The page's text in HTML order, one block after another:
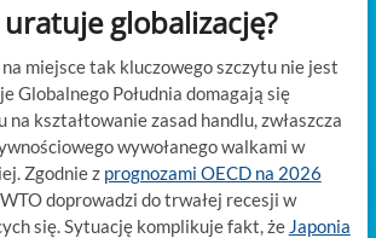
globalizację?
miejsce tak kluczowego szczytu nie jest
Globalnego Południa domagają się
na kształtowanie zasad handlu, zwłaszcza
wywołanego walkami w
Zgodnie z prognozami OECD na 2026
doprowadzi do trwałej recesji w
się. Sytuację komplikuje fakt, że Japonia